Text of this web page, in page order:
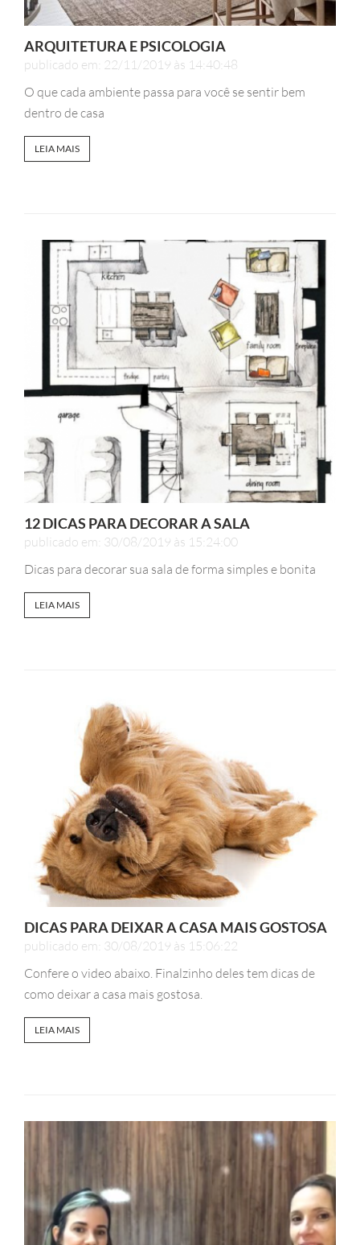
ARQUITETURA E PSICOLOGIA
publicado em: 22/11/2019 às 14:40:48
O que cada ambiente passa para você se sentir bem
dentro de casa
LEIA MAIS
12 DICAS PARA DECORAR A SALA
publicado em: 30/08/2019 às 15:24:00
Dicas para decorar sua sala de forma simples e bonita
LEIA MAIS
DICAS PARA DEIXAR A CASA MAIS GOSTOSA
publicado em: 30/08/2019 às 15:06:22
Confere o video abaixo. Finalzinho deles tem dicas de
como deixar a casa mais gostosa.
LEIA MAIS